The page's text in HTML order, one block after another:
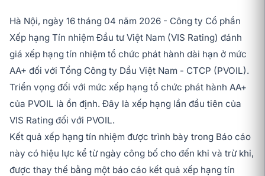
Hà Nội, ngày 16 tháng 04 năm 2026 - Công ty Cổ phần
Xếp hạng Tín nhiệm Đầu tư Việt Nam (VIS Rating) đánh
giá xếp hạng tín nhiệm tổ chức phát hành dài hạn ở mức
AA+ đối với Tổng Công ty Dầu Việt Nam - CTCP (PVOIL).
Triển vọng đối với mức xếp hạng tổ chức phát hành AA+
của PVOIL là ổn định. Đây là xếp hạng lần đầu tiên của
VIS Rating đối với PVOIL.
Kết quả xếp hạng tín nhiệm được trình bày trong Báo cáo
này có hiệu lực kể từ ngày công bố cho đến khi và trừ khi,
được thay thế bằng một báo cáo kết quả xếp hạng tín